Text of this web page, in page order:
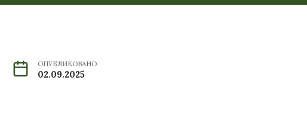
ОПУБЛИКОВАНО
02.09.2025